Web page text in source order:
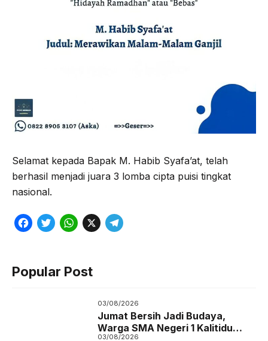
Selamat kepada Bapak M. Habib Syafa’at, telah
berhasil menjadi juara 3 lomba cipta puisi tingkat
nasional.
F
e
T
t
W
t
X
T
g
r
a
Popular Post
03/08/2026
Jumat Bersih Jadi Budaya,
Warga SMA Negeri 1 Kalitidu
03/08/2026